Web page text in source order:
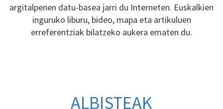
argitalpenen datu-basea jarri du Interneten. Euskalkien
inguruko liburu, bideo, mapa eta artikuluen
erreferentziak bilatzeko aukera ematen du.
ALBISTEAK